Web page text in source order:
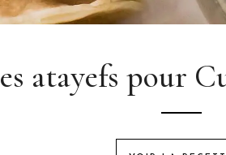
atayefs pour